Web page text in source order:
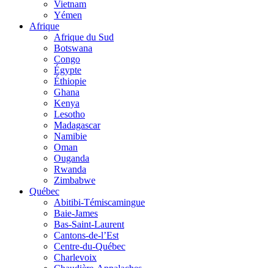
Vietnam
Yémen
Afrique
Afrique du Sud
Botswana
Congo
Égypte
Éthiopie
Ghana
Kenya
Lesotho
Madagascar
Namibie
Oman
Ouganda
Rwanda
Zimbabwe
Québec
Abitibi-Témiscamingue
Baie-James
Bas-Saint-Laurent
Cantons-de-l’Est
Centre-du-Québec
Charlevoix